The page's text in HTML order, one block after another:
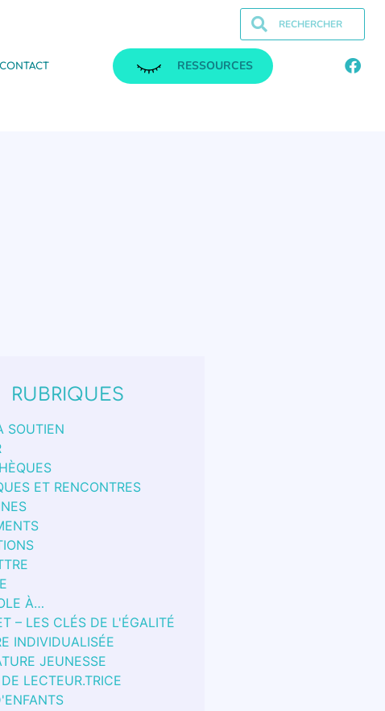
CONTACT RESSOURCES
RUBRIQUES
SOUTIEN
ET RENCONTRES
À…
– LES CLÉS DE L'ÉGALITÉ
INDIVIDUALISÉE
JEUNESSE
LECTEUR.TRICE